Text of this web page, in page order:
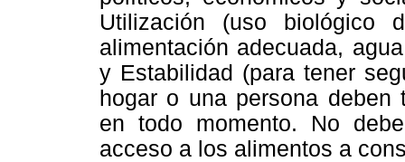
Utilización (uso
alimentación adecuada,
y Estabilidad (para tener
hogar o una persona deben
en todo momento. No
acceso a los alimentos a